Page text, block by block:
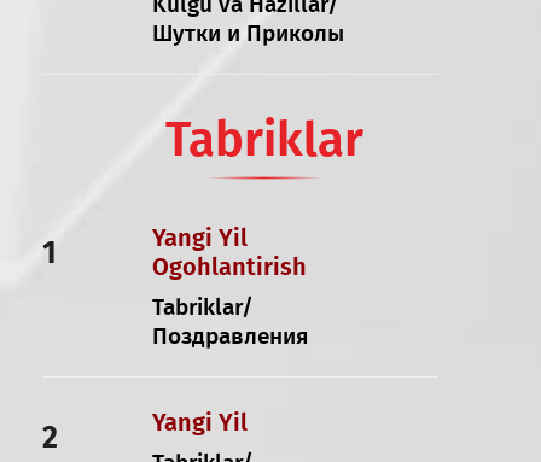
Шутки и Приколы
Tabriklar
1
Yangi Yil
Ogohlantirish
Tabriklar/
Поздравления
2 Yangi Yil